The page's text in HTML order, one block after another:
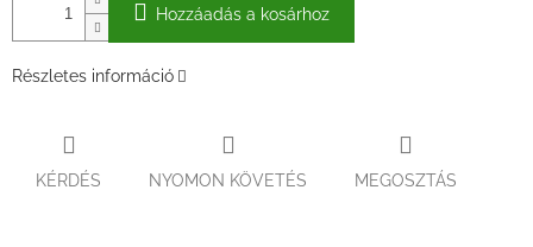
Hozzáadás a kosárhoz
Részletes információ
KÉRDÉS NYOMON KÖVETÉS MEGOSZTÁS